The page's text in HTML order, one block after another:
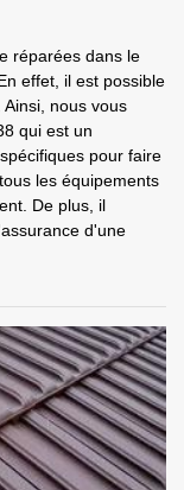
réparées dans le
effet, il est possible
nous vous
qui est un
pour faire
les équipements
De plus, il
d'une